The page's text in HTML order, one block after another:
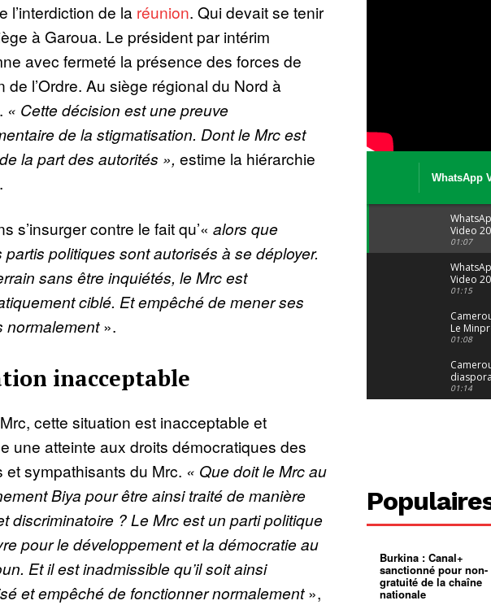
l’interdiction de la réunion. Qui devait se tenir
à Garoua. Le président par intérim
avec fermeté la présence des forces de
de l’Ordre. Au siège régional du Nord à
« Cette décision est une preuve
de la stigmatisation. Dont le Mrc est
la part des autorités », estime la hiérarchie
s’insurger contre le fait qu’« alors que
partis politiques sont autorisés à se déployer.
sans être inquiétés, le Mrc est
ciblé. Et empêché de mener ses
normalement».
inacceptable
cette situation est inacceptable et
une atteinte aux droits démocratiques des
et sympathisants du Mrc. « Que doit le Mrc au
Biya pour être ainsi traité de manière
discriminatoire ? Le Mrc est un parti politique
pour le développement et la démocratie au
Et il est inadmissible qu’il soit ainsi
et empêché de fonctionner normalement»,
WhatsApp
Video
04 at 15
01:07
Video
29 at 12
01:15
Le
alerte
jeunes
01:08
suivra-t-
l’appel
01:14
400 000
pasteur
L’État
d’or
Entre
01:12
Burkina : Canal+
sanctionné pour non-
gratuité de la chaîne
nationale